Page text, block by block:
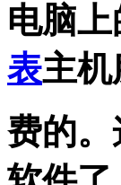
电脑
表主机
费的